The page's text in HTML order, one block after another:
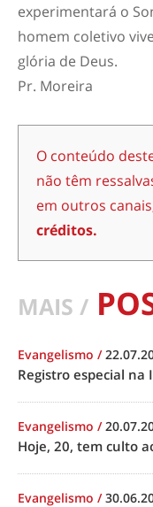
experimentará o
homem coletivo
glória de Deus.
Pr. Moreira
O conteúdo
não têm
em outros
créditos.
MAIS /
Evangelismo /
Registro especial na
Evangelismo /
Hoje, 20, tem culto
Evangelismo /